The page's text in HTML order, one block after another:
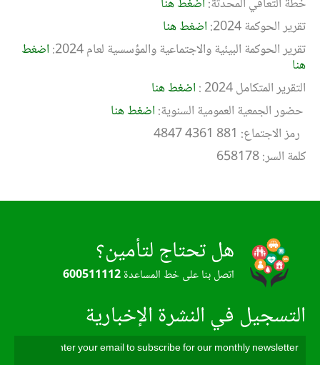
تقرير الحوكمة 2024
: اضغط هنا
تقرير الحوكمة البيئية والاجتماعية والمؤسسية لعام 2024:
اضغط
هنا
التقرير المتكامل 2024 :
اضغط هنا
حضور الجمعية العمومية السنوية: اضغط هنا
رمز الاجتماع: 881 4361 4847
كلمة السر: 658178
هل تحتاج لتأمين؟
اتصل بنا على خط المساعدة600511112
التسجيل في النشرة الإخبارية